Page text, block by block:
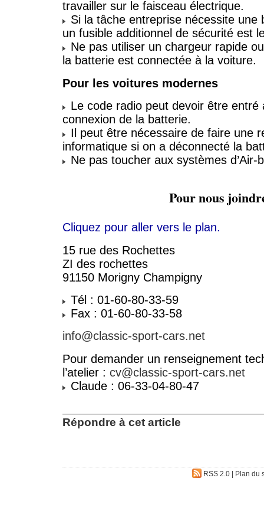
travailler sur le faisceau électrique.
Si la tâche entreprise nécessite une
un fusible additionnel de sécurité est
Ne pas utiliser un chargeur rapide
la batterie est connectée à la voiture.
Pour les voitures modernes
Le code radio peut devoir être entré
connexion de la batterie.
Il peut être nécessaire de faire une
informatique si on a déconnecté la
Ne pas toucher aux systèmes d’Air-
Pour nous
Cliquez pour aller vers le plan.
15 rue des Rochettes
ZI des rochettes
91150 Morigny Champigny
Tél : 01-60-80-33-59
Fax : 01-60-80-33-58
info@classic-sport-cars.net
Pour demander un renseignement
l’atelier : cv@classic-sport-cars.net
Claude : 06-33-04-80-47
Répondre à cet article
RSS 2.0| Plan du